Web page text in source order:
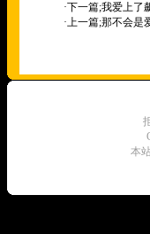
·下一篇;我爱上了
·上一篇;那不会是
本